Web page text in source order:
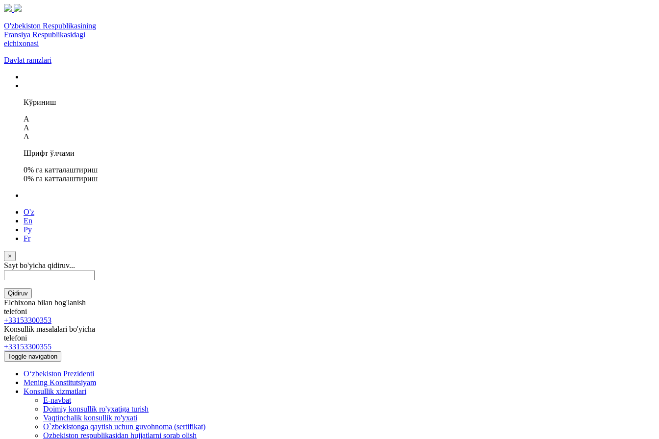
O'zbekiston Respublikasining
Fransiya Respublikasidagi
elchixonasi
Davlat ramzlari
Кўриниш
A
A
A
Шрифт ўлчами
0% га катталаштириш
0% га катталаштириш
O'z
En
Ру
Fr
×
Sayt bo'yicha qidiruv...
Qidiruv
Elchixona bilan bog'lanish
telefoni
+33153300353
Konsullik masalalari bo'yicha
telefoni
+33153300355
Toggle navigation
Oʻzbekiston Prezidenti
Mening Konstitutsiyam
Konsullik xizmatlari
E-navbat
Doimiy konsullik ro'yxatiga turish
Vaqtinchalik konsullik ro'yxati
O`zbekistonga qaytish uchun guvohnoma (sertifikat)
Ozbekiston respublikasidan hujjatlarni sorab olish